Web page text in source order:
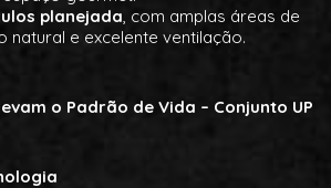
planejada, com amplas áreas de
natural e excelente ventilação.
o Padrão de Vida – Conjunto UP